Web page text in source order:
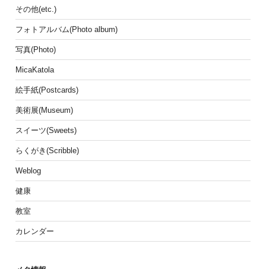
その他(etc.)
フォトアルバム(Photo album)
写真(Photo)
MicaKatola
絵手紙(Postcards)
美術展(Museum)
スイーツ(Sweets)
らくがき(Scribble)
Weblog
健康
教室
カレンダー